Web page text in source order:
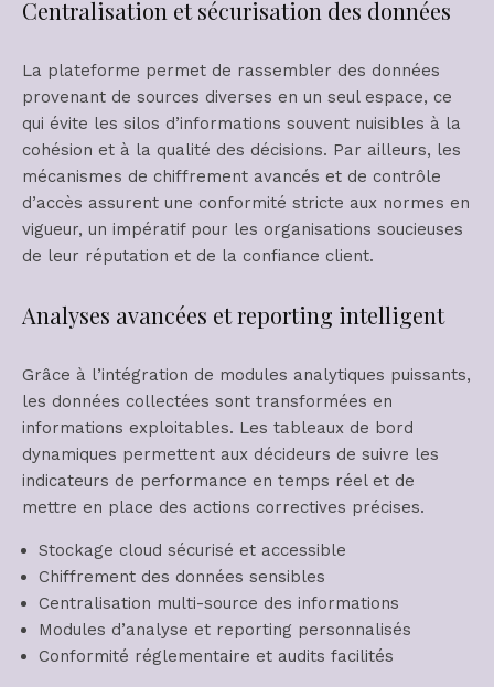
Centralisation et sécurisation des données
La plateforme permet de rassembler des données
provenant de sources diverses en un seul espace, ce
qui évite les silos d’informations souvent nuisibles à la
cohésion et à la qualité des décisions. Par ailleurs, les
mécanismes de chiffrement avancés et de contrôle
d’accès assurent une conformité stricte aux normes en
vigueur, un impératif pour les organisations soucieuses
de leur réputation et de la confiance client.
Analyses avancées et reporting intelligent
Grâce à l’intégration de modules analytiques puissants,
les données collectées sont transformées en
informations exploitables. Les tableaux de bord
dynamiques permettent aux décideurs de suivre les
indicateurs de performance en temps réel et de
mettre en place des actions correctives précises.
Stockage cloud sécurisé et accessible
Chiffrement des données sensibles
Centralisation multi-source des informations
Modules d’analyse et reporting personnalisés
Conformité réglementaire et audits facilités